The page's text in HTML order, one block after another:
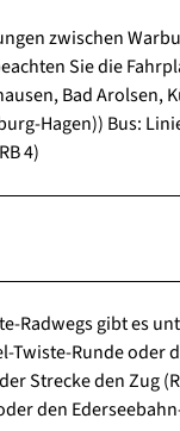
zwischen
Sie die
Bad Arolsen,
Hagen)) Bus:
4)
Radwegs gibt es
Twiste-Runde
Strecke den Zug
den